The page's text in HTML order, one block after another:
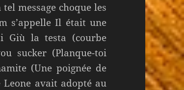
message choque les
s’appelle Il était une
Giù la testa (courbe
sucker (Planque-toi
(Une poignée de
avait adopté au